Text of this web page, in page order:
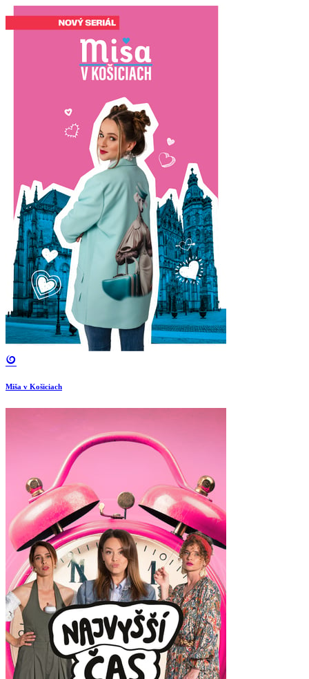
Miša v Košiciach